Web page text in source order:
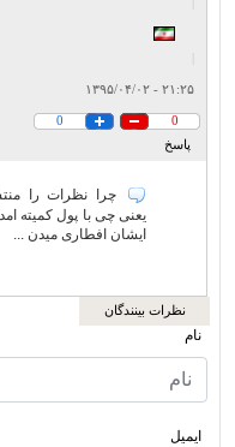
۲۱:۲۵ - ۱۳۹۵/۰۴/۰۲
0
0
پاسخ
چرا نظرات را
یعنی چی با پول کمیته
ایشان افطاری میدن ...
نظرات بینندگان
نام
ایمیل